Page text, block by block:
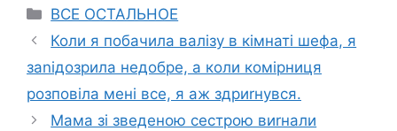
Categories
ВСЕ ОСТАЛЬНОЕ
Коли я побачила валізу в кімнаті шефа, я
заnідозрила недобре, а коли комірниця
розповіла мені все, я аж здриrнувся.
Мама зі зведеною сестрою виrнали